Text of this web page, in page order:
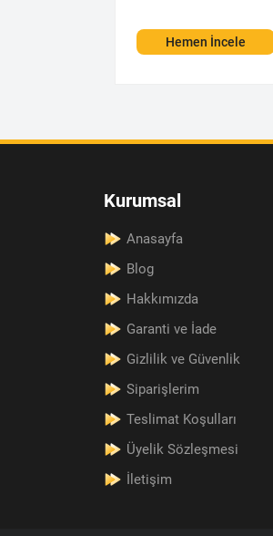
Hemen İncele
Kurumsal
Anasayfa
Blog
Hakkımızda
Garanti ve İade
Gizlilik ve Güvenlik
Siparişlerim
Teslimat Koşulları
Üyelik Sözleşmesi
İletişim